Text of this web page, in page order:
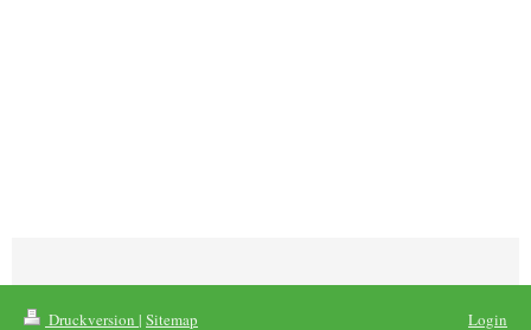
Druckversion | Sitemap
Login